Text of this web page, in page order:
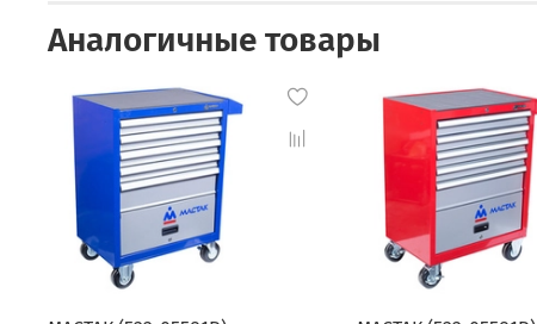
Аналогичные товары